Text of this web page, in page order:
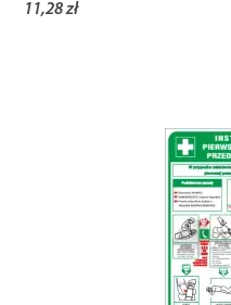
11,28 zł